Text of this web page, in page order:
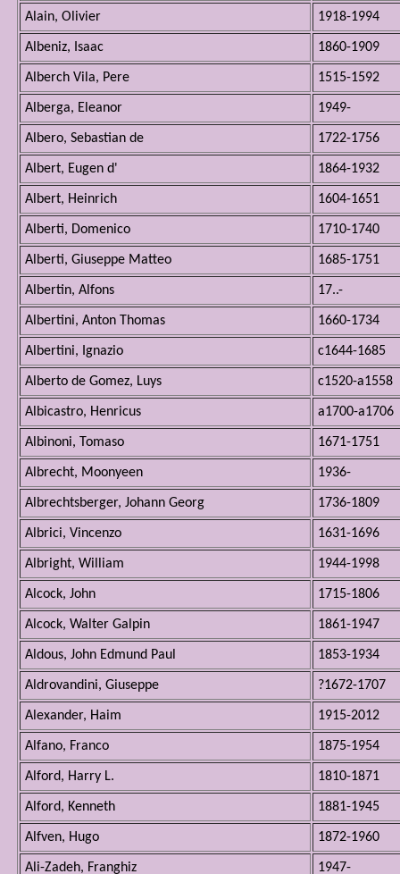
Alain, Olivier 1918-1994
Albeniz, Isaac 1860-1909
Alberch Vila, Pere 1515-1592
Alberga, Eleanor 1949-
Albero, Sebastian de 1722-1756
Albert, Eugen d' 1864-1932
Albert, Heinrich 1604-1651
Alberti, Domenico 1710-1740
Alberti, Giuseppe Matteo 1685-1751
Albertin, Alfons 17..-
Albertini, Anton Thomas 1660-1734
Albertini, Ignazio c1644-1685
Alberto de Gomez, Luys c1520-a1558
Albicastro, Henricus a1700-a1706
Albinoni, Tomaso 1671-1751
Albrecht, Moonyeen 1936-
Albrechtsberger, Johann Georg 1736-1809
Albrici, Vincenzo 1631-1696
Albright, William 1944-1998
Alcock, John 1715-1806
Alcock, Walter Galpin 1861-1947
Aldous, John Edmund Paul 1853-1934
Aldrovandini, Giuseppe ?1672-1707
Alexander, Haim 1915-2012
Alfano, Franco 1875-1954
Alford, Harry L. 1810-1871
Alford, Kenneth 1881-1945
Alfven, Hugo 1872-1960
Ali-Zadeh, Franghiz 1947-